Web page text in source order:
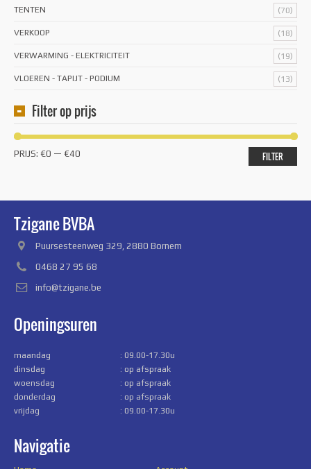
TENTEN (70)
VERKOOP (18)
VERWARMING - ELEKTRICITEIT (19)
VLOEREN - TAPIJT - PODIUM (13)
Filter op prijs
Min.
Max.
FILTER
PRIJS: €0 — €40
Tzigane BVBA
Puursesteenweg 329, 2880 Bornem
0468 27 95 68
info@tzigane.be
Openingsuren
maandag
: 09.00-17.30u
dinsdag
: op afspraak
woensdag
: op afspraak
donderdag
: op afspraak
vrijdag
: 09.00-17.30u
Navigatie